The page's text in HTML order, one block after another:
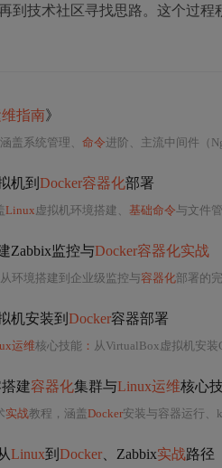
到技术社区寻找思路。这个过
指南》
盖系统管理、 命令进阶、主流中间件（Nginx、
机到 Docker容器化部署
Linux虚拟机环境搭建、 基础命令与文件管理、
Zabbix监控与Docker容器化实战
环境搭建到企业级监控与容器化部署的完整路
机安装到 Docker容器部署
运维核心技能 ： 从VirtualBox虚拟机安装
建容器化集群与Linux运维核心
实战教程，涵盖 Docker安装与容器运行、kubeadm搭建K8S集群（含
Linux到 Docker 、Zabbix实战路径